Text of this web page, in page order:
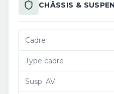
CHÂSSIS &
Cadre
Type cadre
Susp. AV